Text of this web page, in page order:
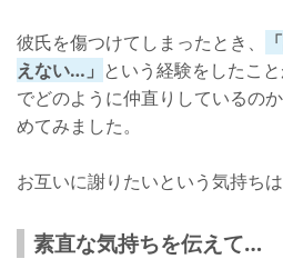
彼氏を傷つけてしまったとき、
えない…」 という経験をしたこ
でどのように仲直りしているの
めてみました。
お互いに謝りたいという気持ちは
素直な気持ちを伝えて…